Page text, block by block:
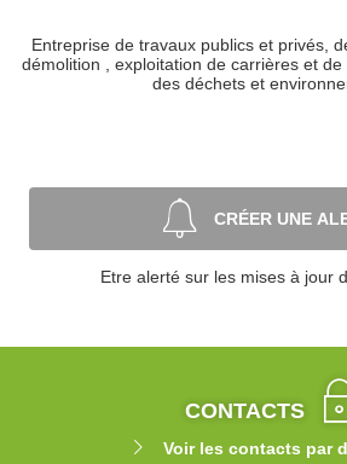
Entreprise de travaux publics et privés,
démolition , exploitation de carrières et
des déchets et
CRÉER UNE
Etre alerté sur les mises à jour
CONTACTS
Voir les contacts par